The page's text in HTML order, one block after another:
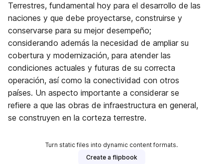
Terrestres, fundamental hoy para el desarrollo de las
naciones y que debe proyectarse, construirse y
conservarse para su mejor desempeño;
considerando además la necesidad de ampliar su
cobertura y modernización, para atender las
condiciones actuales y futuras de su correcta
operación, así como la conectividad con otros
países. Un aspecto importante a considerar se
refiere a que las obras de infraestructura en general,
se construyen en la corteza terrestre.
Turn static files into dynamic content formats.
Create a flipbook